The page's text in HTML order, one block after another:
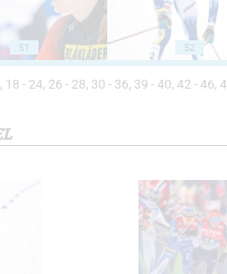
51 52
18 - 24, 26 - 28, 30 - 36, 39 - 40, 42 -